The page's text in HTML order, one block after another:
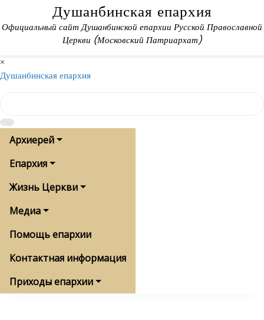
content
Душанбинская епархия
Официальный сайт Душанбинской епархии Русской Православной
Церкви (Московский Патриархат)
×
Душанбинская епархия
Архиерей
Епархия
Жизнь Церкви
Медиа
Помощь епархии
Контактная информация
Приходы епархии